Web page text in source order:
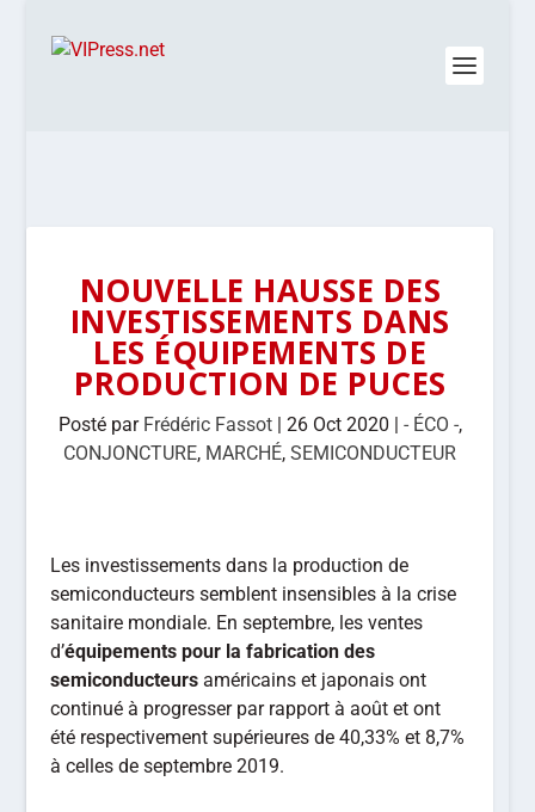
NOUVELLE HAUSSE DES
INVESTISSEMENTS DANS
LES ÉQUIPEMENTS DE
PRODUCTION DE PUCES
Posté par Frédéric Fassot| 26 Oct 2020 | - ÉCO -,
CONJONCTURE, MARCHÉ,SEMICONDUCTEUR
Les investissements dans la production de
semiconducteurs semblent insensibles à la crise
sanitaire mondiale. En septembre, les ventes
d’équipements pour la fabrication des
semiconducteurs américains et japonais ont
continué à progresser par rapport à août et ont
été respectivement supérieures de 40,33% et 8,7%
à celles de septembre 2019.